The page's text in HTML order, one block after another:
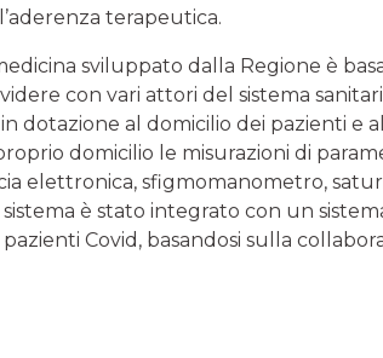
terapeutica.
sviluppato dalla Regione è
con vari attori del sistema
dotazione al domicilio dei pazienti e
domicilio le misurazioni di
elettronica, sfigmomanometro,
è stato integrato con un
Covid, basandosi sulla